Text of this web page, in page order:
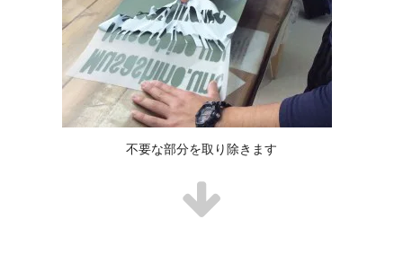
不要な部分を取り除きます